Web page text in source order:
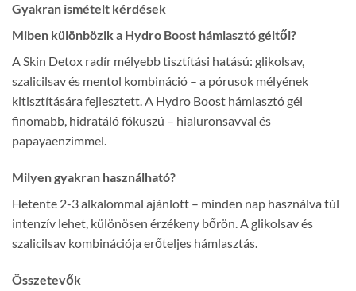
Gyakran ismételt kérdések
Miben különbözik a Hydro Boost hámlasztó géltől?
A Skin Detox radír mélyebb tisztítási hatású: glikolsav,
szalicilsav és mentol kombináció – a pórusok mélyének
kitisztítására fejlesztett. A Hydro Boost hámlasztó gél
finomabb, hidratáló fókuszú – hialuronsavval és
papayaenzimmel.
Milyen gyakran használható?
Hetente 2-3 alkalommal ajánlott – minden nap használva túl
intenzív lehet, különösen érzékeny bőrön. A glikolsav és
szalicilsav kombinációja erőteljes hámlasztás.
Összetevők